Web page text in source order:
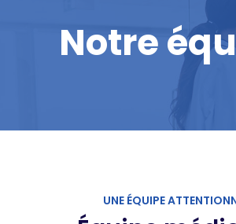
Notre
UNE ÉQUIPE